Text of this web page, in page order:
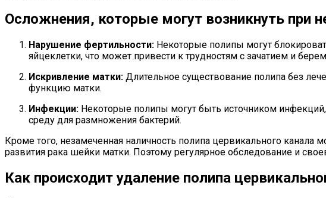
Осложнения, которые могут возникнуть при
Нарушение фертильности: Некоторые полипы могут
яйцеклетки, что может привести к трудностям с зачатием и
Искривление матки: Длительное существование полипа без
функцию матки.
Инфекции: Некоторые полипы могут быть источником
среду для размножения бактерий.
Кроме того, незамеченная наличность полипа цервикального
развития рака шейки матки. Поэтому регулярное обследование и
Как происходит удаление полипа